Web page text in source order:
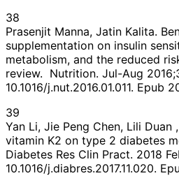
38
Prasenjit Manna, Jatin Kalita.
supplementation on insulin
metabolism, and the reduced
review. Nutrition. Jul-Aug
10.1016/j.nut.2016.01.011. Epub
39
Yan Li, Jie Peng Chen, Lili
vitamin K2 on type 2 diabetes
Diabetes Res Clin Pract. 2018
10.1016/j.diabres.2017.11.020.